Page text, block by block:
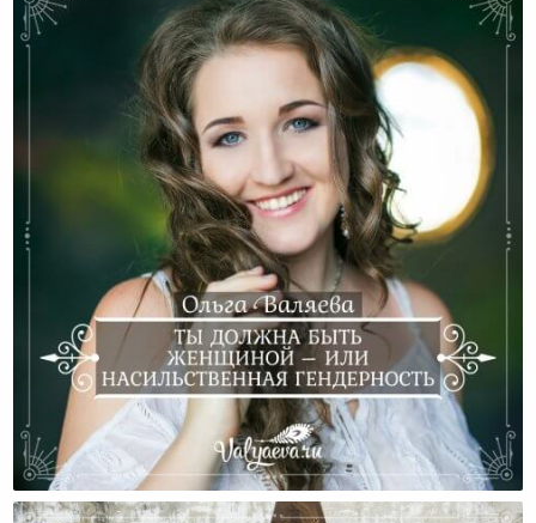
Ты Должна Быть Женщиной – Или Насильственная
Гендерность